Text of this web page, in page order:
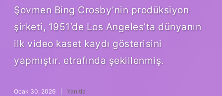
Şovmen Bing Crosby’nin prodüksiyon
şirketi, 1951’de Los Angeles’ta dünyanın
ilk video kaset kaydı gösterisini
yapmıştır. etrafında şekillenmiş.
Ocak 30, 2026 Yanıtla